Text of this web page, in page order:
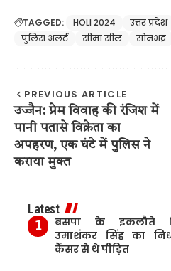
TAGGED: HOLI 2024 उत्तर प्रदेश
पुलिस अलर्ट
सीमा सील सोनभद्र
PREVIOUS ARTICLE
उज्जैन: प्रेम विवाह की रंजिश में
पानी पतासे विक्रेता का
अपहरण, एक घंटे में पुलिस ने
कराया मुक्त
Latest
बसपा के इकलौते
उमाशंकर सिंह का
कैंसर से थे पीड़ित